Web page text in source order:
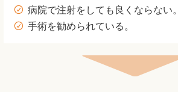
病院で注射をしても良くならない。
手術を勧められている。